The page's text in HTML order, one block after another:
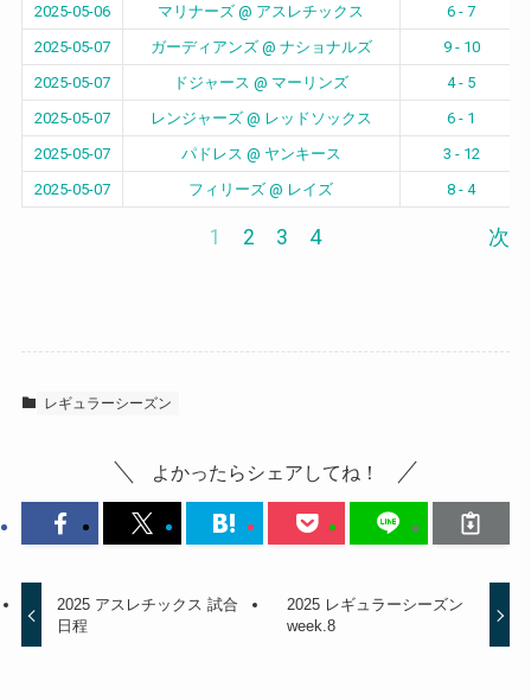
2025-05-06
マリナーズ @ アスレチックス
6 - 7
2025-05-07
ガーディアンズ @ ナショナルズ
9 - 10
2025-05-07
ドジャース @ マーリンズ
4 - 5
2025-05-07
レンジャーズ @ レッドソックス
6 - 1
2025-05-07
パドレス @ ヤンキース
3 - 12
2025-05-07
フィリーズ @ レイズ 8 - 4
1 2 3 4 次
レギュラーシーズン
よかったらシェアしてね！
2025 アスレチックス 試合
日程
2025 レギュラーシーズン
week.8